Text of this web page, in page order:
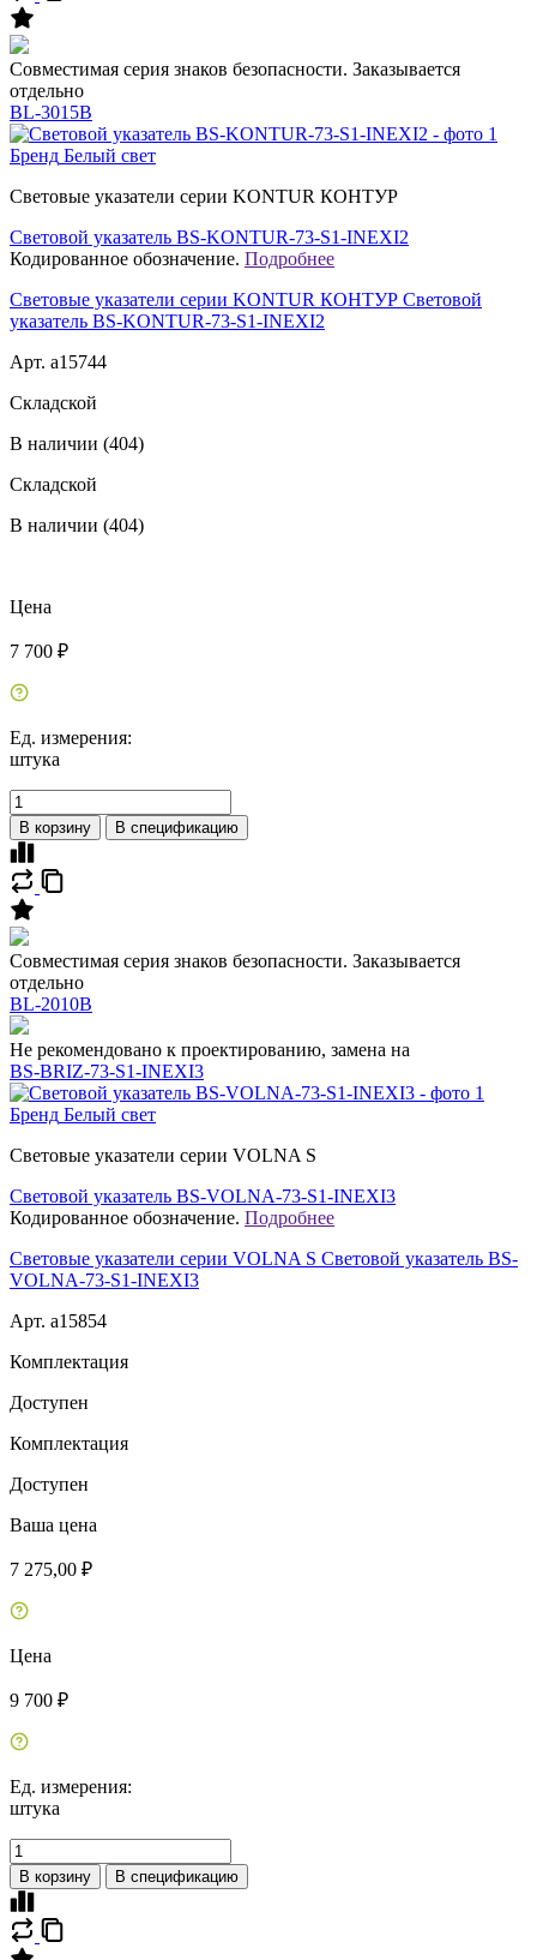
Совместимая серия знаков безопасности. Заказывается
отдельно
BL-3015B
Бренд Белый свет
Световые указатели серии KONTUR КОНТУР
Световой указатель BS-KONTUR-73-S1-INEXI2
Кодированное обозначение. Подробнее
Световые указатели серии KONTUR КОНТУР Световой
указатель BS-KONTUR-73-S1-INEXI2
Арт. a15744
Складской
В наличии (404)
Складской
В наличии (404)
Цена
7 700 ₽
Ед. измерения:
штука
В корзину В спецификацию
Совместимая серия знаков безопасности. Заказывается
отдельно
BL-2010B
Не рекомендовано к проектированию, замена на
BS-BRIZ-73-S1-INEXI3
Бренд Белый свет
Световые указатели серии VOLNA S
Световой указатель BS-VOLNA-73-S1-INEXI3
Кодированное обозначение. Подробнее
Световые указатели серии VOLNA S Световой указатель BS-
VOLNA-73-S1-INEXI3
Арт. a15854
Комплектация
Доступен
Комплектация
Доступен
Ваша цена
7 275,00 ₽
Цена
9 700 ₽
Ед. измерения:
штука
В корзину В спецификацию